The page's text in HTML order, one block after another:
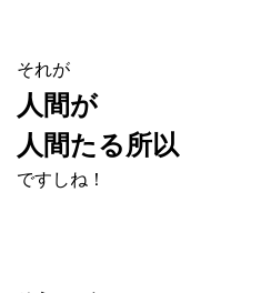
それが
人間が
人間たる所以
ですしね！